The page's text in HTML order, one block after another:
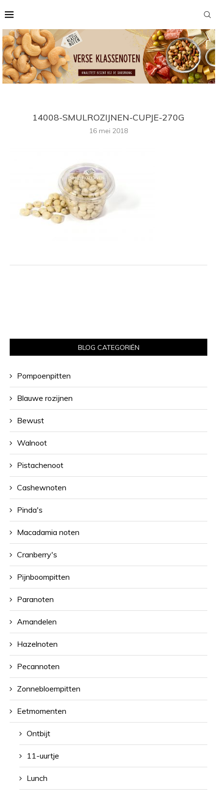
14008-SMULROZIJNEN-CUPJE-270G
16 mei 2018
BLOG CATEGORIËN
Pompoenpitten
Blauwe rozijnen
Bewust
Walnoot
Pistachenoot
Cashewnoten
Pinda's
Macadamia noten
Cranberry's
Pijnboompitten
Paranoten
Amandelen
Hazelnoten
Pecannoten
Zonnebloempitten
Eetmomenten
Ontbijt
11-uurtje
Lunch